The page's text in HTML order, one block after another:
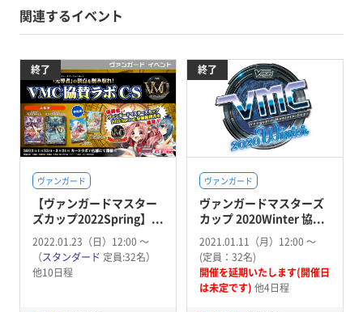
関連するイベント
終了
ヴァンガード
【ヴァンガードマスター
ズカップ2022Spring】...
2022.01.23（日）12:00 〜
（スタンダード 定員:32名）
他10日程
終了
ヴァンガード
ヴァンガードマスターズ
カップ 2020Winter 協...
2021.01.11（月）12:00 〜
(定員：32名)
開催を延期いたします(開催日
は未定です) 他4日程